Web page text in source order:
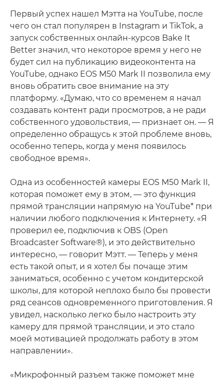
Первый успех нашел Мэтта на YouTube, после
чего он стал популярен в Instagram и TikTok, а
запуск собственных онлайн-курсов Bake It
Better значил, что некоторое время у него не
будет сил на публикацию видеоконтента на
YouTube, однако EOS M50 Mark II позволила ему
вновь обратить свое внимание на эту
платформу. «Думаю, что со временем я начал
создавать контент ради просмотров, а не ради
собственного удовольствия, — признает он. — Я
определенно обращусь к этой проблеме вновь,
особенно теперь, когда у меня появилось
свободное время».
Одна из особенностей камеры EOS M50 Mark II,
которая поможет ему в этом, — это функция
прямой трансляции напрямую на YouTube* при
наличии любого подключения к Интернету. «Я
проверил ее, подключив к OBS (Open
Broadcaster Software®), и это действительно
интересно, — говорит Мэтт. — Теперь у меня
есть такой опыт, и я хотел бы почаще этим
заниматься, особенно с учетом кондитерской
школы, для которой неплохо было бы провести
ряд сеансов одновременного приготовления. Я
увидел, насколько легко было настроить эту
камеру для прямой трансляции, и это стало
моей мотивацией продолжать работу в этом
направлении».
«Микрофонный разъем также поможет мне